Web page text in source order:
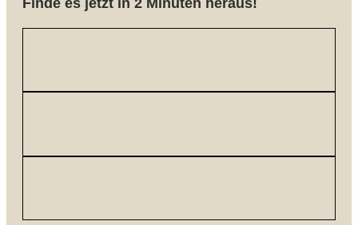
Finde es jetzt in 2 Minuten heraus!